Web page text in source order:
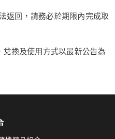
返回，請務必於期限內完成取
換及使用方式以最新公告為